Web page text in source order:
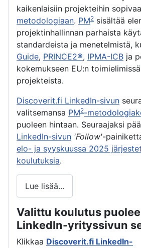
kaikenlaisiin projekteihin
metodologiaan. PM2 sisältää
projektinhallinnan parhaista
standardeista ja menetelmistä,
Guide, PRINCE2®, IPMA-ICB ja
kokemukseen EU:n
projekteista.
Discoverit.fi LinkedIn-sivun
valitsemansa PM2-
puoleen hintaan. Seuraajaksi
LinkedIn-sivun 'Follow'-
elo- ja syyskuussa 2025
koulutuksia.
Lue lisää...
Valittu koulutus
LinkedIn-yrityssivun
Klikkaa Discoverit.fi LinkedIn-